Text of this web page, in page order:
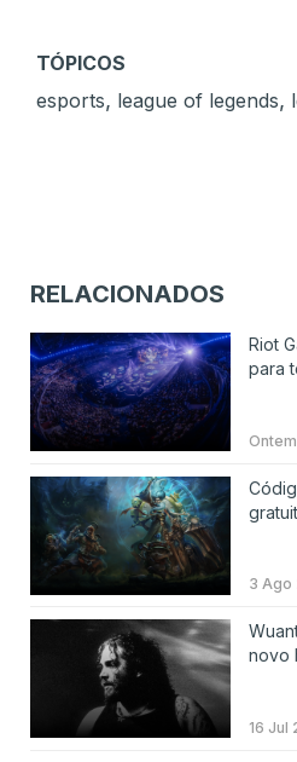
TÓPICOS
esports, league of legends,
RELACIONADOS
Riot
para
Ontem
3 Ago
novo
16 Jul